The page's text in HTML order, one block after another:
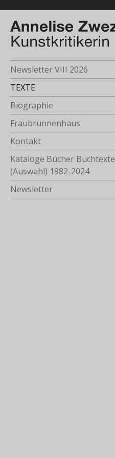
Newsletter VIII 2026
TEXTE
Biographie
Fraubrunnenhaus
Kontakt
Kataloge Bücher Buchtexte
(Auswahl) 1982-2024
Newsletter